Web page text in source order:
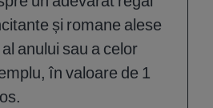
și romane alese
anului sau a celor
în valoare de 1